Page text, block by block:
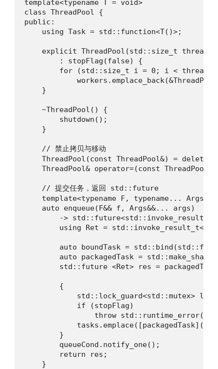
template<typename T = void>
class ThreadPool {
public:
    using Task = std::function<T()>;
explicit ThreadPool(std::size_t
        : stopFlag(false) {
for (std::size_t i = 0; i <
    }
    ~ThreadPool() {
        shutdown();
    }
    // 禁止拷贝与移动
    ThreadPool(const ThreadPool&) = delete;
ThreadPool& operator=(const
    // 提交任务，返回 std::future
    template<typename F, typename... Args>
    auto enqueue(F&& f, Args&&... args)
->
using Ret = std::invoke_result_t<F,
auto boundTask =
auto packagedTask =
std::future <Ret> res =
        {
std::lock_guard<std::mutex>
            if (stopFlag)
throw
tasks.emplace([packagedTask](){
        }
        queueCond.notify_one();
        return res;
    }